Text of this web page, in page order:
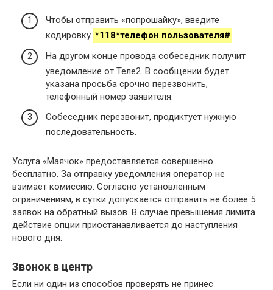
Чтобы отправить «попрошайку», введите
кодировку *118*телефон пользователя# .
На другом конце провода собеседник получит
уведомление от Теле2. В сообщении будет
указана просьба срочно перезвонить,
телефонный номер заявителя.
Собеседник перезвонит, продиктует нужную
последовательность.
Услуга «Маячок» предоставляется совершенно
бесплатно. За отправку уведомления оператор не
взимает комиссию. Согласно установленным
ограничениям, в сутки допускается отправить не более 5
заявок на обратный вызов. В случае превышения лимита
действие опции приостанавливается до наступления
нового дня.
Звонок в центр
Если ни один из способов проверять не принес